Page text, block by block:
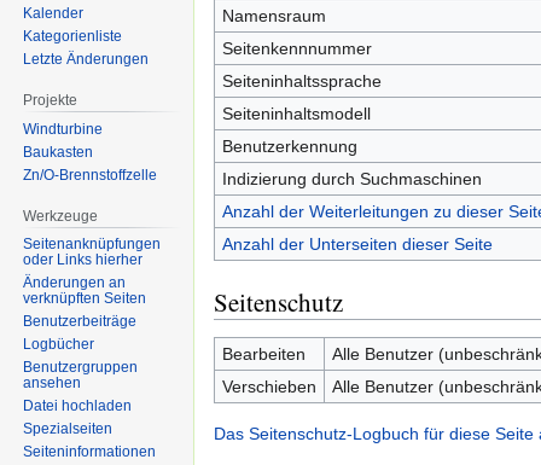
Namensraum
Seitenkennnummer
Seiteninhaltssprache
Seiteninhaltsmodell
Benutzerkennung
Indizierung durch Suchmaschinen
Anzahl der Weiterleitungen zu dieser
Anzahl der Unterseiten dieser Seite
Seitenschutz
Bearbeiten
Alle Benutzer
Verschieben
Alle Benutzer
Das Seitenschutz-Logbuch für diese Seite
Kalender
Kategorienliste
Letzte Änderungen
Projekte
Windturbine
Baukasten
Zn/O-Brennstoffzelle
Werkzeuge
Seitenanknüpfungen
oder Links hierher
Änderungen an
verknüpften Seiten
Benutzerbeiträge
Logbücher
Benutzergruppen
ansehen
Datei hochladen
Spezialseiten
Seiten­informationen